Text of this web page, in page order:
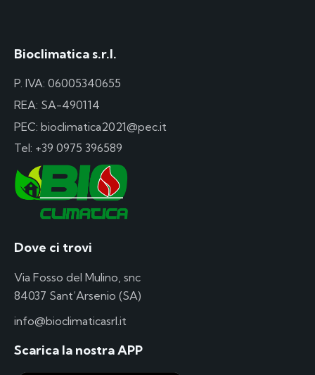
Bioclimatica s.r.l.
P. IVA: 06005340655
REA: SA-490114
PEC: bioclimatica2021@pec.it
Tel: +39 0975 396589
Dove ci trovi
Via Fosso del Mulino, snc
84037 Sant’Arsenio (SA)
info@bioclimaticasrl.it
Scarica la nostra APP